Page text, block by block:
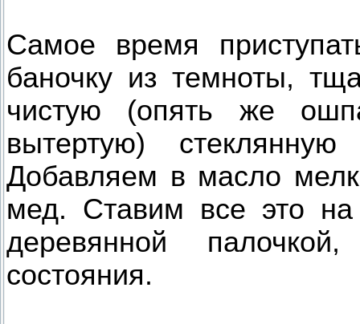
Самое время
баночку из темноты,
чистую (опять же
вытертую)
Добавляем в масло
мед. Ставим все это
деревянной
состояния.